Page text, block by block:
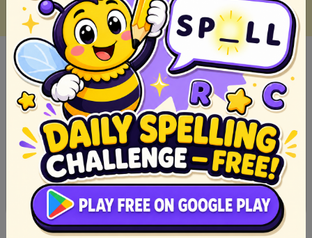
Pabula: Kuwento ng Hayop na may Malalim na Aral